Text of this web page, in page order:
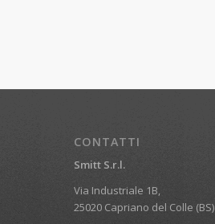
CONTATTI
Smitt S.r.l.
Via Industriale 1B,
25020 Capriano del Colle (BS)